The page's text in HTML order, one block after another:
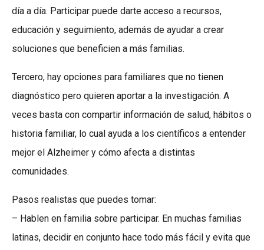
día a día. Participar puede darte acceso a recursos,
educación y seguimiento, además de ayudar a crear
soluciones que beneficien a más familias.
Tercero, hay opciones para familiares que no tienen
diagnóstico pero quieren aportar a la investigación. A
veces basta con compartir información de salud, hábitos o
historia familiar, lo cual ayuda a los científicos a entender
mejor el Alzheimer y cómo afecta a distintas
comunidades.
Pasos realistas que puedes tomar:
– Hablen en familia sobre participar. En muchas familias
latinas, decidir en conjunto hace todo más fácil y evita que